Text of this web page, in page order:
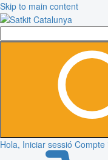
Skip to main content
Hola, Iniciar sessió Compte